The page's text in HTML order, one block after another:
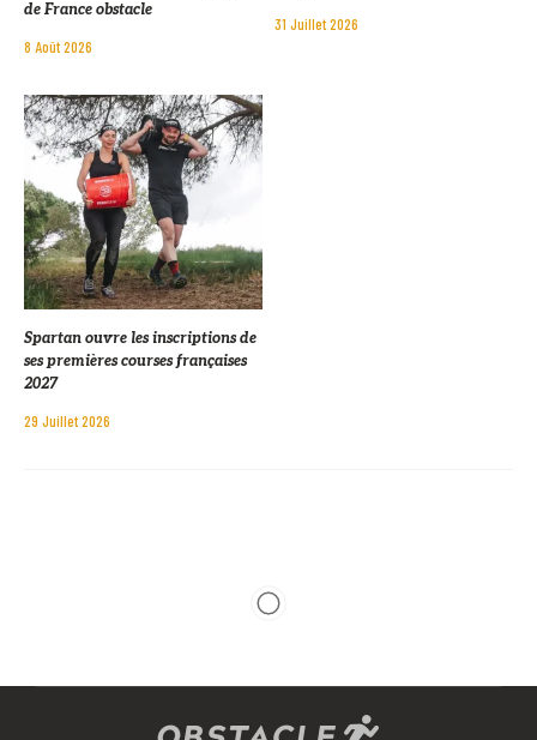
de France obstacle
8 Août 2026
31 Juillet 2026
Spartan ouvre les inscriptions de
ses premières courses françaises
2027
29 Juillet 2026
Gosselin